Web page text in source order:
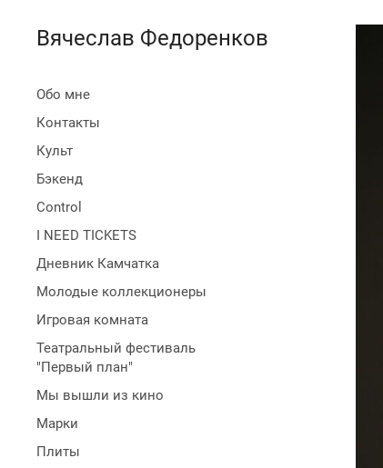
Вячеслав Федоренков
Обо мне
Контакты
Культ
Бэкенд
Control
I NEED TICKETS
Дневник Камчатка
Молодые коллекционеры
Игровая комната
Театральный фестиваль
"Первый план"
Мы вышли из кино
Марки
Плиты